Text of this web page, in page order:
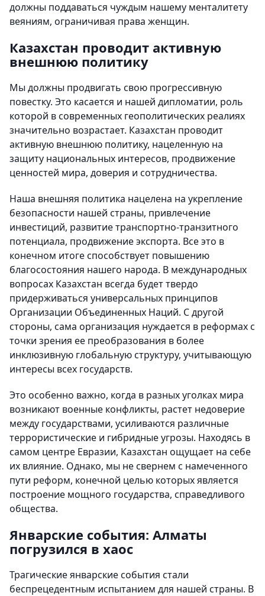
должны поддаваться чуждым нашему менталитету
веяниям, ограничивая права женщин.
Казахстан проводит активную
внешнюю политику
Мы должны продвигать свою прогрессивную
повестку. Это касается и нашей дипломатии, роль
которой в современных геополитических реалиях
значительно возрастает. Казахстан проводит
активную внешнюю политику, нацеленную на
защиту национальных интересов, продвижение
ценностей мира, доверия и сотрудничества.
Наша внешняя политика нацелена на укрепление
безопасности нашей страны, привлечение
инвестиций, развитие транспортно-транзитного
потенциала, продвижение экспорта. Все это в
конечном итоге способствует повышению
благосостояния нашего народа. В международных
вопросах Казахстан всегда будет твердо
придерживаться универсальных принципов
Организации Объединенных Наций. С другой
стороны, сама организация нуждается в реформах с
точки зрения ее преобразования в более
инклюзивную глобальную структуру, учитывающую
интересы всех государств.
Это особенно важно, когда в разных уголках мира
возникают военные конфликты, растет недоверие
между государствами, усиливаются различные
террористические и гибридные угрозы. Находясь в
самом центре Евразии, Казахстан ощущает на себе
их влияние. Однако, мы не свернем с намеченного
пути реформ, конечной целью которых является
построение мощного государства, справедливого
общества.
Январские события: Алматы
погрузился в хаос
Трагические январские события стали
беспрецедентным испытанием для нашей страны. В